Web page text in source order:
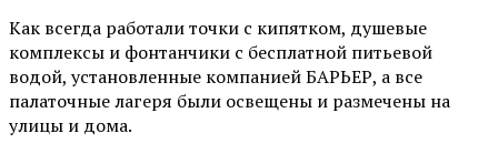
Как всегда работали точки с кипятком, душевые
комплексы и фонтанчики с бесплатной питьевой
водой, установленные компанией БАРЬЕР, а все
палаточные лагеря были освещены и размечены на
улицы и дома.